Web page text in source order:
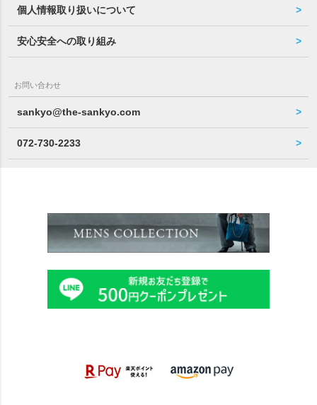
個人情報取り扱いについて
安心安全への取り組み
お問い合わせ
sankyo@the-sankyo.com
072-730-2233